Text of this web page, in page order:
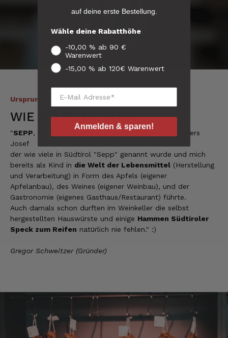
Ursprung der SEPP'Manufaktur
WIE ALLES BEGANN
"SEPP, angelehnt an den Vornamen meines Großvaters
Josef
der wie viele in Südtirol "Sepp" genannt wurde und mich
bereits als Kind in die Welt der Lebensmittel (Herstellung
und Verarbeitung) in Form des Apfels (eigener
Apfelanbau), des Weines (eigener Weinbau), und der
Gastronomie (eigenes Gasthaus/Restaurant) führte.
Auch damals schon durften im Weinkeller die selbst
hergestellten Hauswürste und einige Hammen Südtiroler
Speck zum Reifen natürlich nie fehlen." :)
Gregor Schweitzer (Gründer)
Verifizierter Kunde
Das Tempo beim Versand lässt Spielraum
nach oben
Ich bin begeistert es schmeckt alles
hervorragend und kann es nur empfehlen! Ich
10.8.2026
Redzic
Verifizierter Kunde
Die Produkte sind einfach der Hammer.
Danke dafür
auch sehr gut. Lieferzeit geht so.
auf deine erste Bestellung.
Wähle deine Rabatthöhe
-10,00 % ab 90 €
Warenwert
-15,00 % ab 120€ Warenwert
Anmelden & sparen!